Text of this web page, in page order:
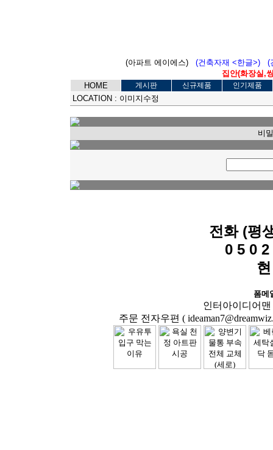
(아파트 에이에스) (건축자재 <한글>)
(
집안(화장실,
HOME
게시판 신규제품 인기제품
LOCATION : 이미지수정
비
전화 (평
0 5 0
폼메
인터아이디어맨
주문 전자우편 (